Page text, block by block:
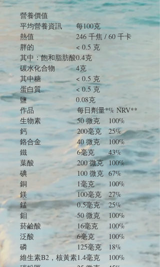
營養價值
平均營養資訊
每100克
熱值
246 千焦 / 60 千卡
胖的
< 0.5 克
其中：飽和脂肪酸0.4克
碳水化合物
4克
其中糖
< 0.5 克
蛋白質
< 0.5 克
鹽
0.08克
作品
每日劑量*% NRV**
生物素
50 微克
100%
鈣
200毫克
25%
鉻合金
40 微克
100%
鐵
6毫克
43%
葉酸
200 微克 100%
碘
100 微克 67%
銅
1毫克
100%
鎂
100毫克
27%
錳
0.5毫克
25%
鉬
50 微克
100%
菸鹼酸
16毫克
100%
泛酸
6毫克
100%
磷
125毫克
18%
維生素B2，核黃素1.4毫克
100%